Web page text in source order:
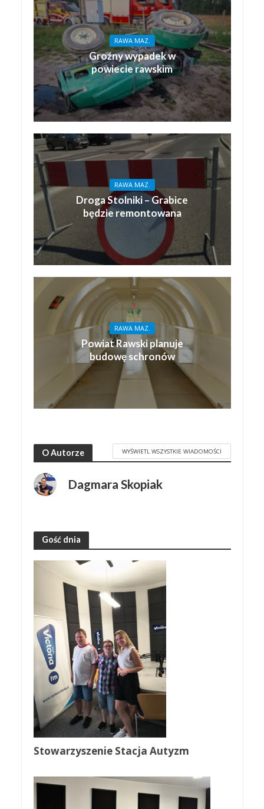
RAWA MAZ.
Groźny wypadek w
powiecie rawskim
RAWA MAZ.
Droga Stolniki – Grabice
będzie remontowana
RAWA MAZ.
Powiat Rawski planuje
budowę schronów
O Autorze WYŚWIETL WSZYSTKIE WIADOMOŚCI
Dagmara Skopiak
Gość dnia
Stowarzyszenie Stacja Autyzm